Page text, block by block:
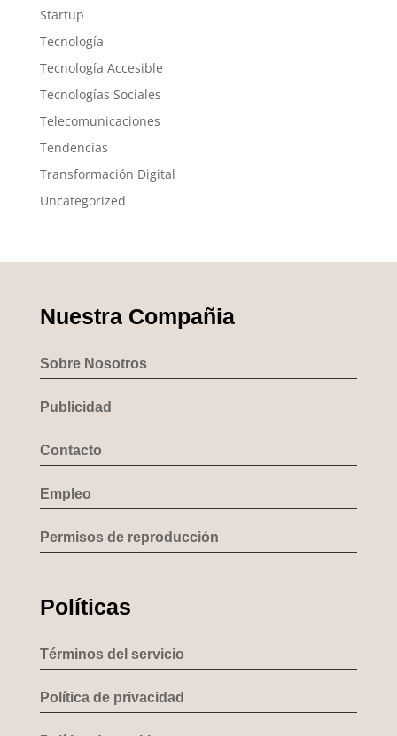
Startup
Tecnología
Tecnología Accesible
Tecnologías Sociales
Telecomunicaciones
Tendencias
Transformación Digital
Uncategorized
Nuestra Compañia
Sobre Nosotros
Publicidad
Contacto
Empleo
Permisos de reproducción
Políticas
Términos del servicio
Política de privacidad